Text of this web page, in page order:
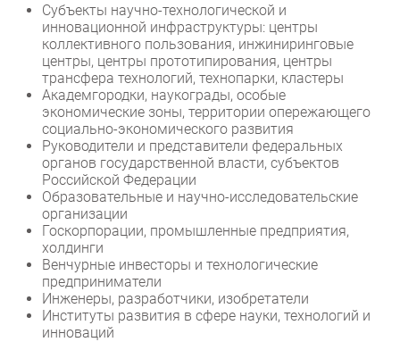
Субъекты научно-технологической и
инновационной инфраструктуры: центры
коллективного пользования, инжиниринговые
центры, центры прототипирования, центры
трансфера технологий, технопарки, кластеры
Академгородки, наукограды, особые
экономические зоны, территории опережающего
социально-экономического развития
Руководители и представители федеральных
органов государственной власти, субъектов
Российской Федерации
Образовательные и научно-исследовательские
организации
Госкорпорации, промышленные предприятия,
холдинги
Венчурные инвесторы и технологические
предприниматели
Инженеры, разработчики, изобретатели
Институты развития в сфере науки, технологий и
инноваций